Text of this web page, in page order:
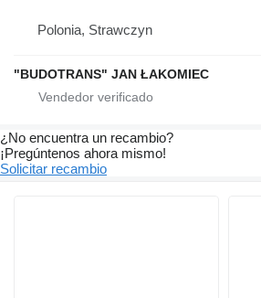
Polonia, Strawczyn
"BUDOTRANS" JAN ŁAKOMIEC
¿No encuentra un recambio?
¡Pregúntenos ahora mismo!
Solicitar recambio